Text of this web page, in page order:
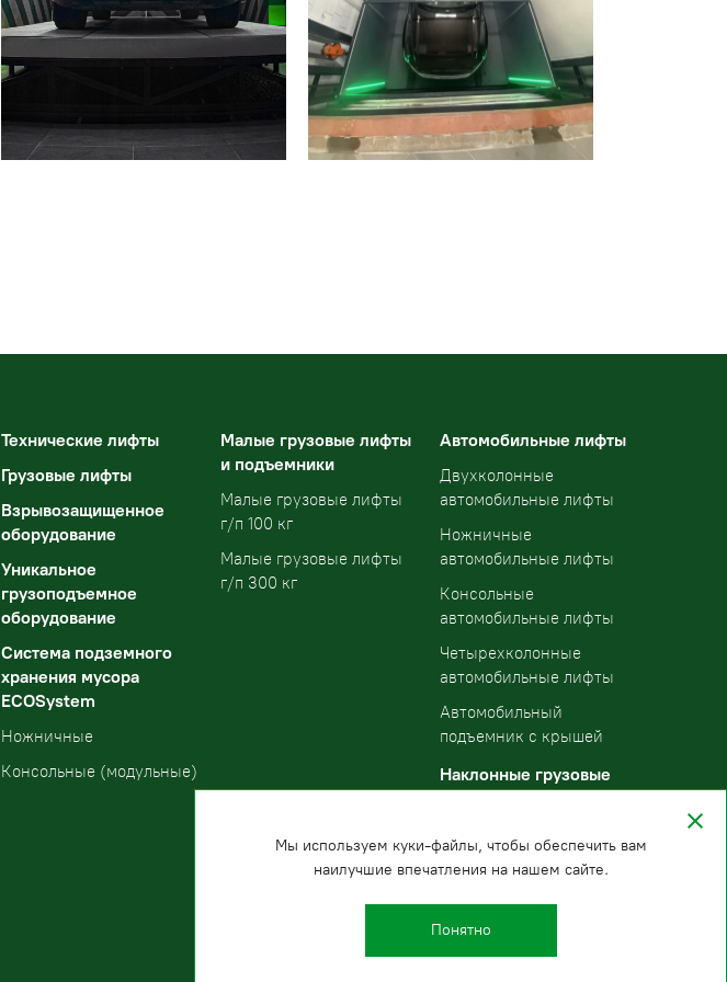
Технические лифты
Грузовые лифты
Взрывозащищенное
оборудование
Уникальное
грузоподъемное
оборудование
Система подземного
хранения мусора
ECOSystem
Ножничные
Консольные (модульные)
Малые грузовые лифты
и подъемники
Малые грузовые лифты
г/п 100 кг
Малые грузовые лифты
г/п 300 кг
Автомобильные лифты
Двухколонные
автомобильные лифты
Ножничные
автомобильные лифты
Консольные
автомобильные лифты
Четырехколонные
автомобильные лифты
Автомобильный
подъемник с крышей
Наклонные грузовые
Мы используем куки-файлы, чтобы обеспечить вам
наилучшие впечатления на нашем сайте.
Понятно